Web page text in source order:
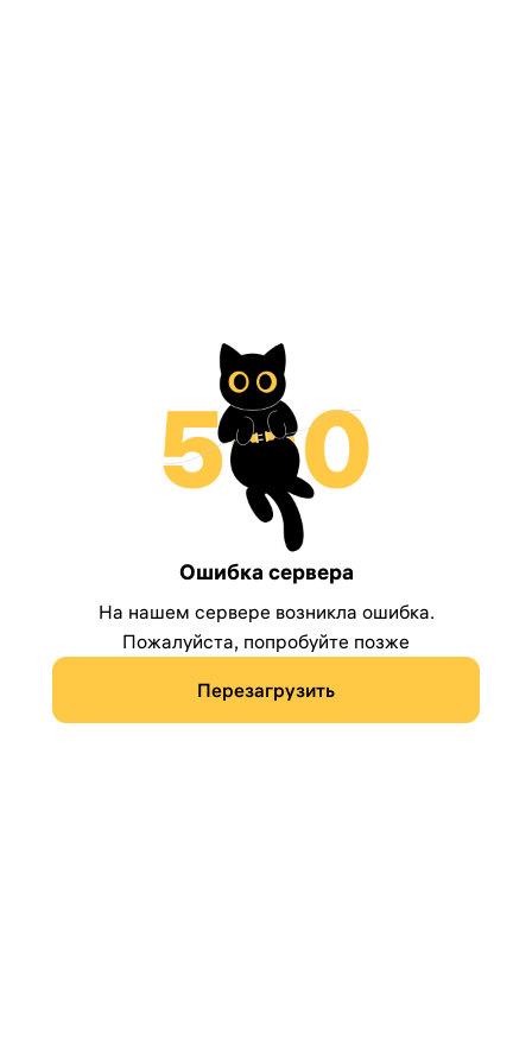
Ошибка сервера
На нашем сервере возникла ошибка.
Пожалуйста, попробуйте позже
Перезагрузить